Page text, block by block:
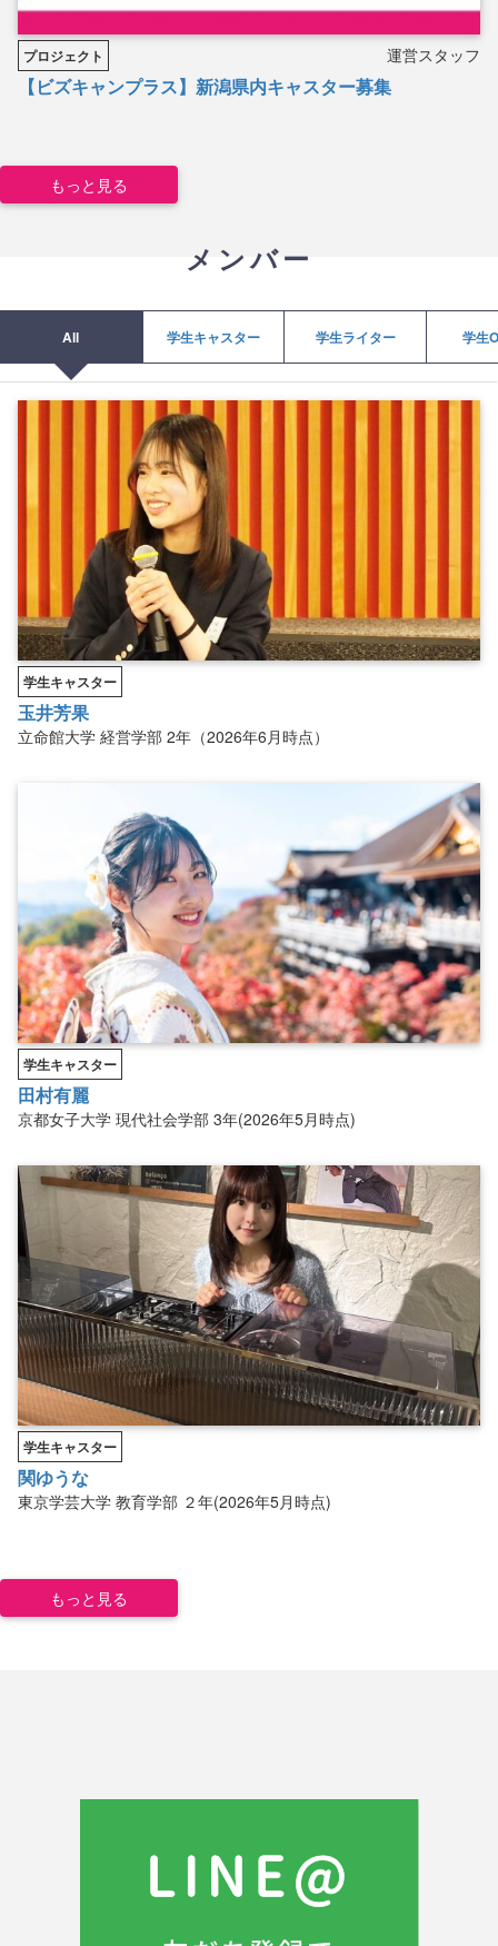
プロジェクト 運営スタッフ
【ビズキャンプラス】新潟県内キャスター募集
もっと見る
メンバー
All 学生キャスター 学生ライター 学生
学生キャスター
玉井芳果
立命館大学 経営学部 2年（2026年6月時点）
学生キャスター
田村有麗
京都女子大学 現代社会学部 3年(2026年5月時点)
学生キャスター
関ゆうな
東京学芸大学 教育学部 ２年(2026年5月時点)
もっと見る